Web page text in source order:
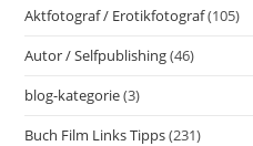
#unboxingvideo
Aktfotograf / Erotikfotograf(105)
Autor / Selfpublishing(46)
blog-kategorie(3)
Buch Film Links Tipps(231)